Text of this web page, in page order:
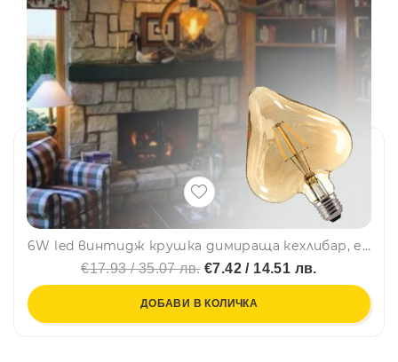
6W led винтидж крушка димираща кехлибар, енергоспестяваща, сърце, BF22
€17.93 / 35.07 лв.€7.42 / 14.51 лв.
ДОБАВИ В КОЛИЧКА